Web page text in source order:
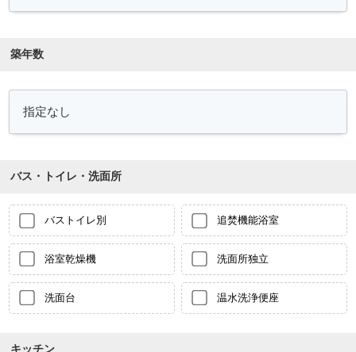
築年数
バス・トイレ・洗面所
バストイレ別 追焚機能浴室
浴室乾燥機 洗面所独立
洗面台 温水洗浄便座
キッチン